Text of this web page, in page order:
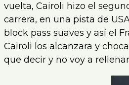
vuelta, Cairoli hizo el
carrera, en una pista de
block pass suaves y así el
Cairoli los alcanzara y
que decir y no voy a